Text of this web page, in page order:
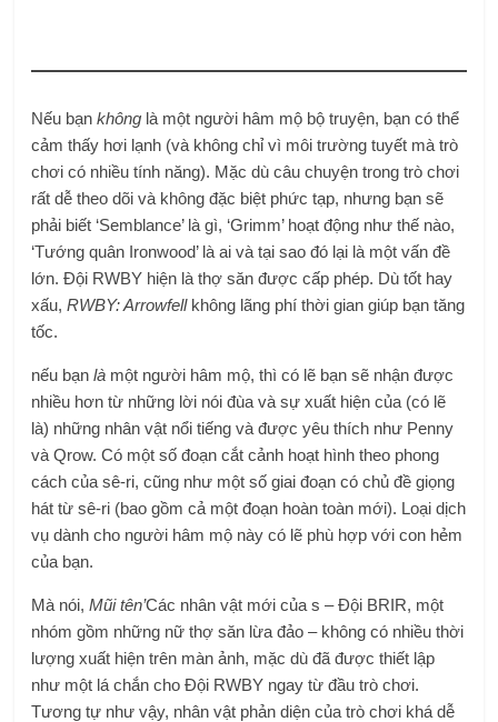
Nếu bạnkhông là một người hâm mộ bộ truyện, bạn có thể
cảm thấy hơi lạnh (và không chỉ vì môi trường tuyết mà trò
chơi có nhiều tính năng). Mặc dù câu chuyện trong trò chơi
rất dễ theo dõi và không đặc biệt phức tạp, nhưng bạn sẽ
phải biết ‘Semblance’ là gì, ‘Grimm’ hoạt động như thế nào,
‘Tướng quân Ironwood’ là ai và tại sao đó lại là một vấn đề
lớn. Đội RWBY hiện là thợ săn được cấp phép. Dù tốt hay
xấu,RWBY: Arrowfellkhông lãng phí thời gian giúp bạn tăng
tốc.
nếu bạnlà một người hâm mộ, thì có lẽ bạn sẽ nhận được
nhiều hơn từ những lời nói đùa và sự xuất hiện của (có lẽ
là) những nhân vật nổi tiếng và được yêu thích như Penny
và Qrow. Có một số đoạn cắt cảnh hoạt hình theo phong
cách của sê-ri, cũng như một số giai đoạn có chủ đề giọng
hát từ sê-ri (bao gồm cả một đoạn hoàn toàn mới). Loại dịch
vụ dành cho người hâm mộ này có lẽ phù hợp với con hẻm
của bạn.
Mà nói,Mũi tên’Các nhân vật mới của s – Đội BRIR, một
nhóm gồm những nữ thợ săn lừa đảo – không có nhiều thời
lượng xuất hiện trên màn ảnh, mặc dù đã được thiết lập
như một lá chắn cho Đội RWBY ngay từ đầu trò chơi.
Tương tự như vậy, nhân vật phản diện của trò chơi khá dễ